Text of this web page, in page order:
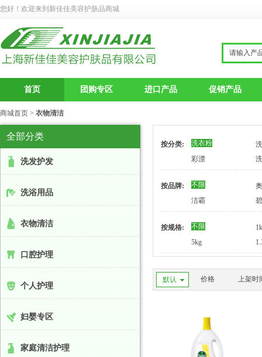
您好！欢迎来到新佳佳美容护肤品商城
首页 团购专区 进口产品 促销产品
商城首页 > 衣物清洁
全部分类
洗发护发
洗浴用品
衣物清洁
口腔护理
个人护理
妇婴专区
家庭清洁护理
按分类: 洗衣粉
彩漂
按品牌: 不限
洁霸
按规格: 不限
5kg
1.8kg
3.86kg
320g
560g
默认 价格 上架时